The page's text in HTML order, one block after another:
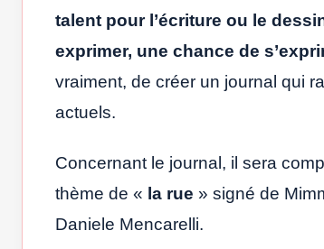
talent pour l’écriture ou le
exprimer, une chance de
vraiment, de créer un journal qui
actuels.
Concernant le journal, il sera
thème de « la rue » signé de
Daniele Mencarelli.